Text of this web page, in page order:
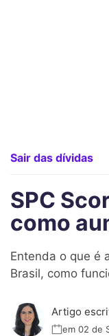
Sair das dívidas
SPC
como
Entenda o que é
Brasil, como
Artigo
em 02 de